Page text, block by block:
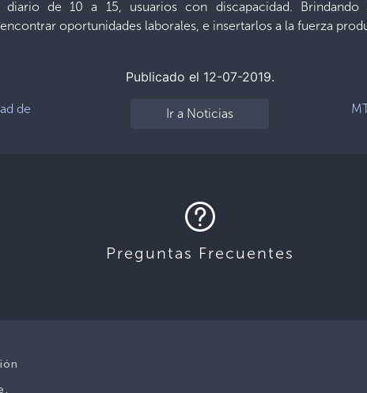
diario de 10 a 15, usuarios con discapacidad.
oportunidades laborales, e insertarlos a la fuerza
Publicado el 12-07-2019.
de
Ir a Noticias
Preguntas Frecuentes